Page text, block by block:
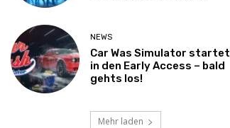
NEWS
Car Was Simulator startet
in den Early Access – bald
gehts los!
Mehr laden